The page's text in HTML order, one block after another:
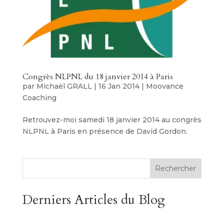
Congrès NLPNL du 18 janvier 2014 à Paris
par Michaël GRALL| 16 Jan 2014| Moovance
Coaching
Retrouvez-moi samedi 18 janvier 2014 au congrès
NLPNL à Paris en présence de David Gordon.
Rechercher
Derniers Articles du Blog